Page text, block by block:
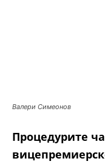
Валери Симеонов
Процедурите